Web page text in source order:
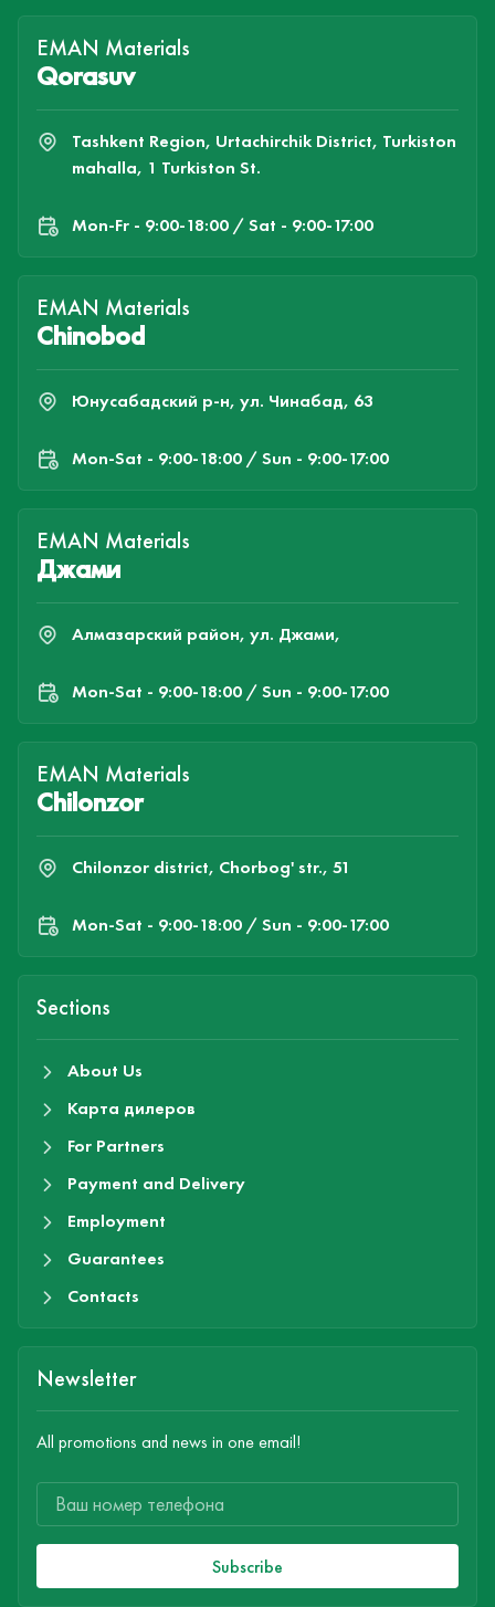
EMAN Materials
Qorasuv
Tashkent Region, Urtachirchik District, Turkiston
mahalla, 1 Turkiston St.
Mon-Fr - 9:00-18:00 / Sat - 9:00-17:00
EMAN Materials
Chinobod
Юнусабадский р-н, ул. Чинабад, 63
Mon-Sat - 9:00-18:00 / Sun - 9:00-17:00
EMAN Materials
Джами
Алмазарский район, ул. Джами,
Mon-Sat - 9:00-18:00 / Sun - 9:00-17:00
EMAN Materials
Chilonzor
Chilonzor district, Chorbog' str., 51
Mon-Sat - 9:00-18:00 / Sun - 9:00-17:00
Sections
About Us
Карта дилеров
For Partners
Payment and Delivery
Employment
Guarantees
Contacts
Newsletter
All promotions and news in one email!
Subscribe